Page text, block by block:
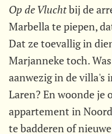
Op de Vlucht bij de
Marbella te piepen,
Dat ze toevallig in
Marjanneke toch.
aanwezig in de villa's
Laren? En woonde je
appartement in
te badderen of